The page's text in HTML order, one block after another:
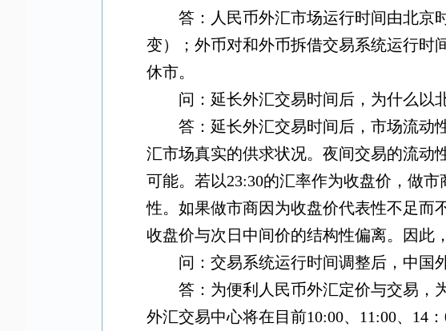
答：人民币外汇市场运行时间由北京
变）；外币对和外币拆借交易系统运行时
休市。
问：延长外汇交易时间后，为什么以
答：延长外汇交易时间后，市场流动
汇市场真实的供求状况。夜间交易的流动
可能。若以23:30的汇率作为收盘价，做
性。如果做市商因为收盘价代表性不足而
收盘价与次日中间价的结构性偏离。因此
问：交易系统运行时间调整后，中国
答：为便利人民币外汇定价与交易，
外汇交易中心将在目前10:00、 11:00、 14：